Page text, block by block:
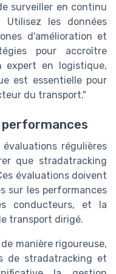
surveiller en continu
Utilisez les données
d'amélioration et
pour accroître
expert en logistique,
est essentielle pour
du transport."
régulières
que stradatracking
évaluations doivent
sur les performances
conducteurs, et la
transport dirigé.
manière rigoureuse,
de stradatracking et